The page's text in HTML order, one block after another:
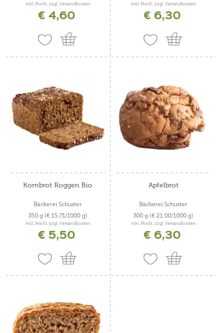
inkl. MwSt. zzgl. Versandkosten
€ 4,60
inkl. MwSt. zzgl. Versandkosten
€ 6,30
Kornbrot Roggen Bio
Bäckerei Schuster
350 g (€ 15,71/1000 g)
inkl. MwSt. zzgl. Versandkosten
€ 5,50
Apfelbrot
Bäckerei Schuster
300 g (€ 21,00/1000 g)
inkl. MwSt. zzgl. Versandkosten
€ 6,30